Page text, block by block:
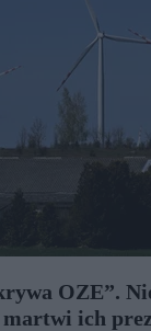
OZE”.
martwi ich